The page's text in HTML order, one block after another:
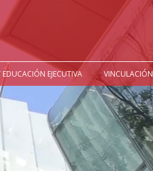
EJECUTIVA VINCULACIÓN